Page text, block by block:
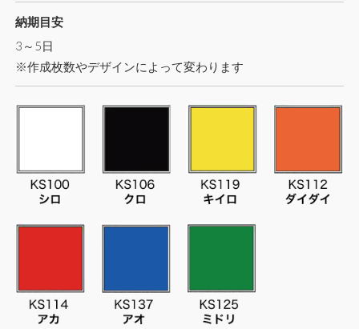
納期目安
3～5日
※作成枚数やデザインによって変わります